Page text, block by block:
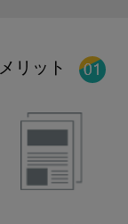
メリット